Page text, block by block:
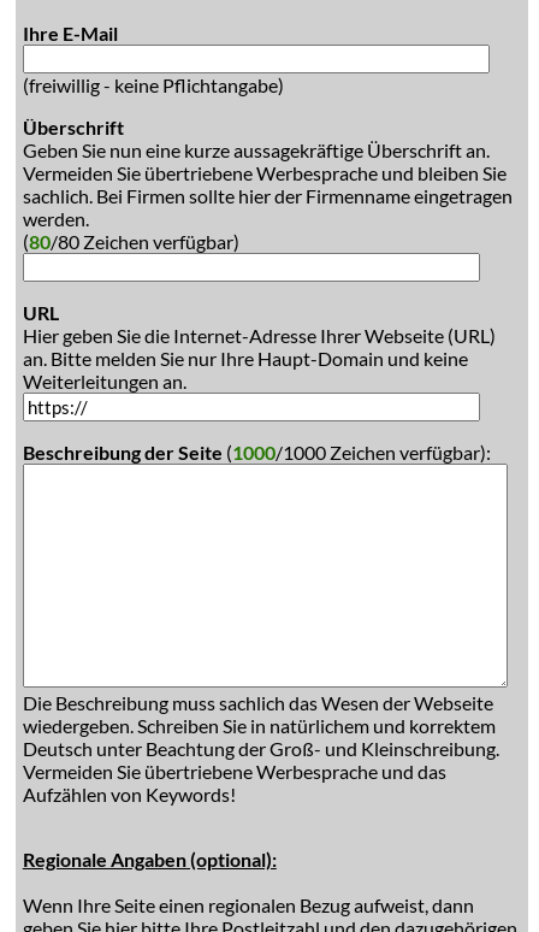
Ihre E-Mail
(freiwillig - keine Pflichtangabe)
Überschrift
Geben Sie nun eine kurze aussagekräftige Überschrift an.
Vermeiden Sie übertriebene Werbesprache und bleiben Sie
sachlich. Bei Firmen sollte hier der Firmenname eingetragen
werden.
(80/80 Zeichen verfügbar)
URL
Hier geben Sie die Internet-Adresse Ihrer Webseite (URL)
an. Bitte melden Sie nur Ihre Haupt-Domain und keine
Weiterleitungen an.
Beschreibung der Seite (1000/1000 Zeichen verfügbar):
Die Beschreibung muss sachlich das Wesen der Webseite
wiedergeben. Schreiben Sie in natürlichem und korrektem
Deutsch unter Beachtung der Groß- und Kleinschreibung.
Vermeiden Sie übertriebene Werbesprache und das
Aufzählen von Keywords!
Regionale Angaben (optional):
Wenn Ihre Seite einen regionalen Bezug aufweist, dann